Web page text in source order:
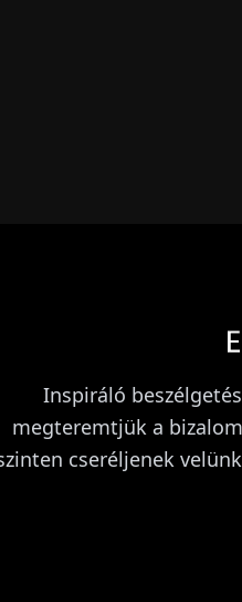
Inspiráló
megteremtjük a
cseréljenek